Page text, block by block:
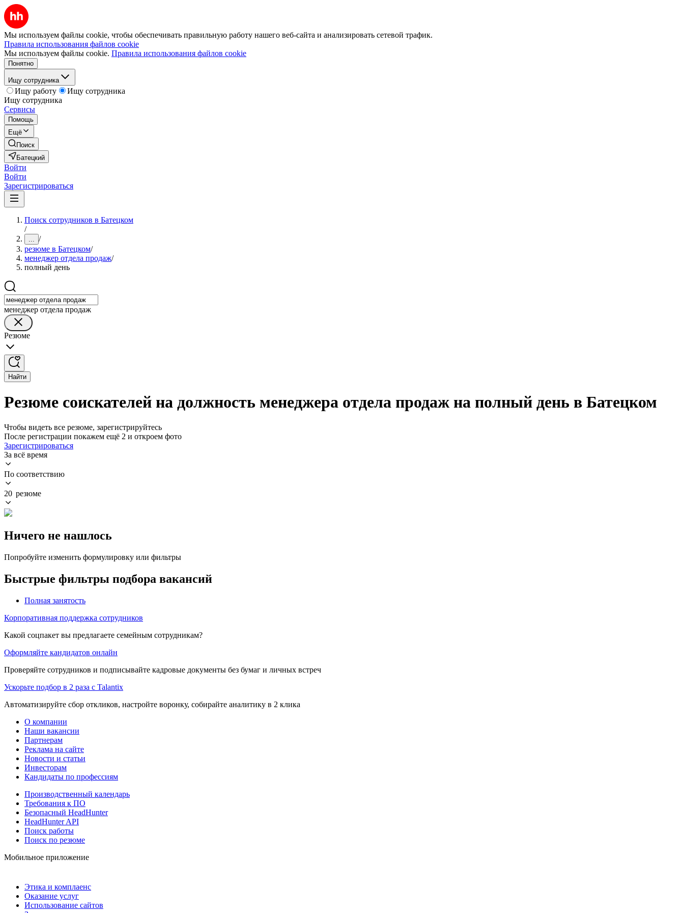
Мы используем файлы cookie, чтобы обеспечивать правильную работу нашего веб-сайта и анализировать сетевой трафик.
Правила использования файлов cookie
Мы используем файлы cookie. Правила использования файлов cookie
Понятно
Ищу сотрудника
Ищу работу
Ищу сотрудника
Ищу сотрудника
Сервисы
Помощь
Ещё
Поиск
Батецкий
Войти
Войти
Зарегистрироваться
Поиск сотрудников в Батецком
/
... /
резюме в Батецком/
менеджер отдела продаж/
полный день
менеджер отдела продаж
Резюме
Найти
Резюме соискателей на должность менеджера отдела продаж на полный день в Батецком
Чтобы видеть все резюме, зарегистрируйтесь
После регистрации покажем ещё 2 и откроем фото
Зарегистрироваться
За всё время
По соответствию
20 резюме
Ничего не нашлось
Попробуйте изменить формулировку или фильтры
Быстрые фильтры подбора вакансий
Полная занятость
Корпоративная поддержка сотрудников
Какой соцпакет вы предлагаете семейным сотрудникам?
Оформляйте кандидатов онлайн
Проверяйте сотрудников и подписывайте кадровые документы без бумаг и личных встреч
Ускорьте подбор в 2 раза с Talantix
Автоматизируйте сбор откликов, настройте воронку, собирайте аналитику в 2 клика
О компании
Наши вакансии
Партнерам
Реклама на сайте
Новости и статьи
Инвесторам
Кандидаты по профессиям
Производственный календарь
Требования к ПО
Безопасный HeadHunter
HeadHunter API
Поиск работы
Поиск по резюме
Мобильное приложение
Этика и комплаенс
Оказание услуг
Использование сайтов